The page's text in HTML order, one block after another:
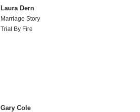
Laura Dern
Marriage Story
Trial By Fire
Gary Cole